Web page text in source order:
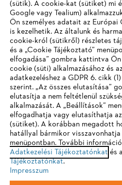
STIHL GYIK
Szerviz
Adatvédelem Impresszum
Jogi információk
IHR BROWSER
UNTERSTÜTZT
Sie nutzen einen Browser, den wir
eine optimale Nutzung unserer
einem der folgenden Browser zu
Firefox
(sütik). A cookie-kat (sütiket) mi
Google vagy Tealium)
Ön személyes adatait az Európai
is kezelhetik. Az általunk és
cookie-król (sütikről) részletes
és a „Cookie Tájékoztató”
elfogadása” gombra kattintva
cookie (süti) alkalmazásához és
adatkezeléshez a GDPR 6. cikk
szerint. „Az összes elutasítása”
elutasítja a nem feltétlenül
alkalmazását. A „Beállítások”
elfogadhatja vagy elutasíthatja
(sütiket). A korábban megadott
hatállyal bármikor
menüpontban. További
Adatkezelési Tájékoztatónkat és a
Tájékoztatónkat.
Impresszum